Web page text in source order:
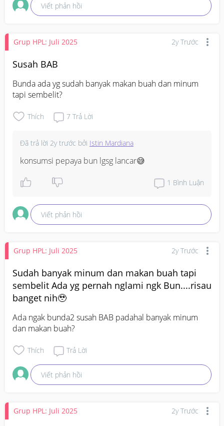
Viết phản hồi
Grup HPL: Juli 2025 2y Trước
Susah BAB
Bunda ada yg sudah banyak makan buah dan minum
tapi sembelit?
Thích 7 Trả Lời
Đã trả lời 2y trước bởi Istin Mardiana
konsumsi pepaya bun lgsg lancar😅
1 Bình Luận
Viết phản hồi
Grup HPL: Juli 2025 2y Trước
Sudah banyak minum dan makan buah tapi
sembelit Ada yg pernah nglami ngk Bun....risau
banget nih🥹
Ada ngak bunda2 susah BAB padahal banyak minum
dan makan buah?
Thích Trả Lời
Viết phản hồi
Grup HPL: Juli 2025 2y Trước